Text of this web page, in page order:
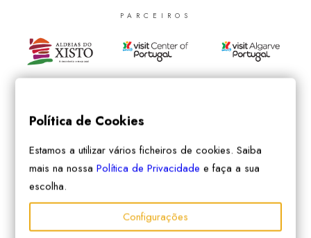
PARCEIROS
Política de Cookies
Estamos a utilizar vários ficheiros de cookies. Saiba
mais na nossaPolítica de Privacidade e faça a sua
escolha.
Configurações